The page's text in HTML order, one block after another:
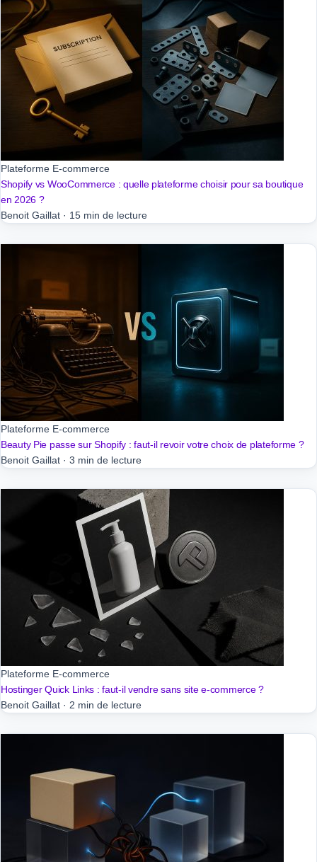
Plateforme E-commerce
Shopify vs WooCommerce : quelle plateforme choisir pour sa boutique
en 2026 ?
Benoit Gaillat · 15 min de lecture
Plateforme E-commerce
Beauty Pie passe sur Shopify : faut-il revoir votre choix de plateforme ?
Benoit Gaillat · 3 min de lecture
Plateforme E-commerce
Hostinger Quick Links : faut-il vendre sans site e-commerce ?
Benoit Gaillat · 2 min de lecture